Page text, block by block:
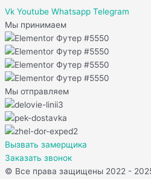
Vk Youtube Whatsapp Telegram
Мы принимаем
Мы отправляем
Вызвать замерщика
Заказать звонок
© Все права защищены 2022 -